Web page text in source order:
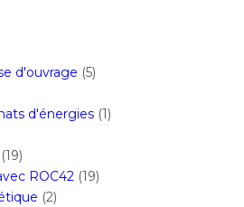
d'ouvrage (5)
d'énergies(1)
(19)
ROC42(19)
(2)